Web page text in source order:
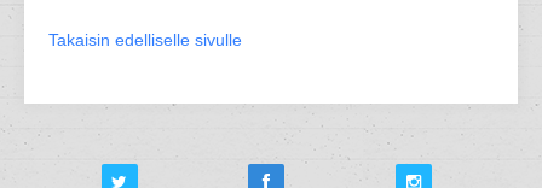
Takaisin edelliselle sivulle